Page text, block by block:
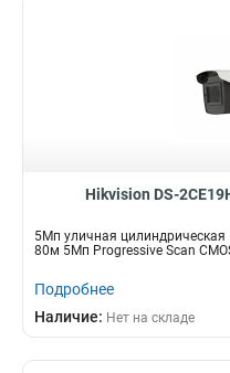
Hikvision DS-
5Мп уличная цилиндрическая
80м 5Мп Progressive Scan
Подробнее
Наличие: Нет на складе